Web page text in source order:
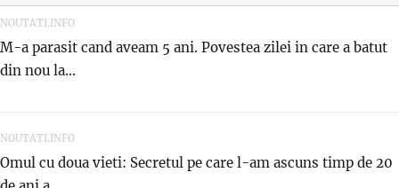
NOUTATI.INFO
M-a parasit cand aveam 5 ani. Povestea zilei in care a batut
din nou la...
NOUTATI.INFO
Omul cu doua vieti: Secretul pe care l-am ascuns timp de 20